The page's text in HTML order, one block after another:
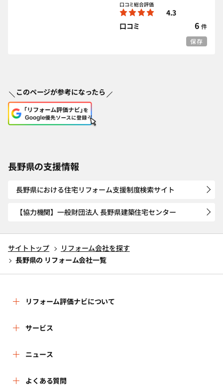
口コミ総合評価
4.3
口コミ
6 件
保存
このページが参考になったら
長野県の支援情報
長野県における住宅リフォーム支援制度検索サイト
【協力機関】一般財団法人 長野県建築住宅センター
サイトトップ
リフォーム会社を探す
長野県の リフォーム会社一覧
リフォーム評価ナビについて
リフォーム評価ナビとは
運営体制
はじめての方へ
サービス
リフォーム会社を探す
リフォーム事例を見る
ニュース
新着情報
よくある質問